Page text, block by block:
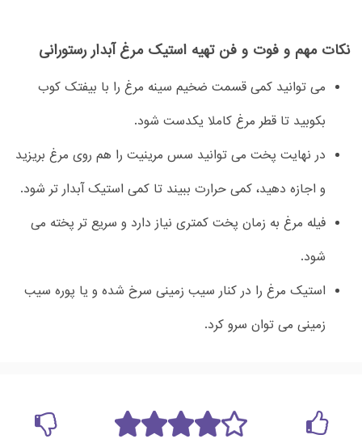
نکات مهم و فوت و فن تهیه استیک مرغ آبدار رستورانی
می توانید کمی قسمت ضخیم سینه مرغ را با بیفتک کوب
بکوبید تا قطر مرغ کاملا یکدست شود.
در نهایت پخت می توانید سس مرینیت را هم روی مرغ بریزید
و اجازه دهید، کمی حرارت ببیند تا کمی استیک آبدار تر شود.
فیله مرغ به زمان پخت کمتری نیاز دارد و سریع تر پخته می
شود.
استیک مرغ را در کنار سیب زمینی سرخ شده و یا پوره سیب
زمینی می توان سرو کرد.